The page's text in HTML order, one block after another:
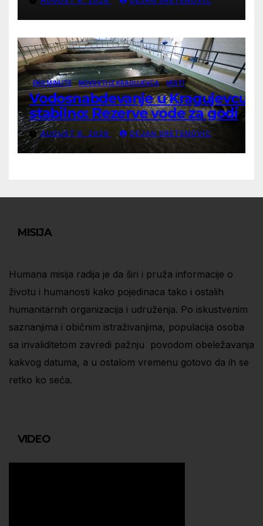
EKO MINUTE NOVOSTI IZ KRAGUJEVCA VESTI
Vodosnabdevanje u Kragujevcu
stabilno: Rezerve vode za godinu
dana
AUGUST 8, 2026 DEJAN SRETENOVIC
MISIJA
Humana misija radija je da širi i pruža informacije o
životu i humanosti kako pojedinaca tako i ostalih
humanitarnih organizacija i udruženja. Po iskustvenim
saznanjima i običnim istraživanjima, populacija osoba
sa invaliditetom zavredi pažnju povodom obeležavanja
kakvog datuma, a u ostalom vremenu gotovo da ih se
retko ko seća.
VIDEO